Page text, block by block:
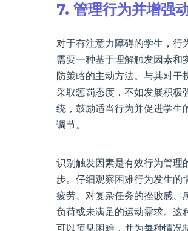
7. 管理行为并增强
对于有注意力障碍的学生，行
需要一种基于理解触发因素和
防策略的主动方法。与其对干
采取惩罚态度，不如发展积极
统，鼓励适当行为并促进学生
调节。
识别触发因素是有效行为管理
步。仔细观察困难行为发生的
疲劳、对复杂任务的挫败感、
负荷或未满足的运动需求。这